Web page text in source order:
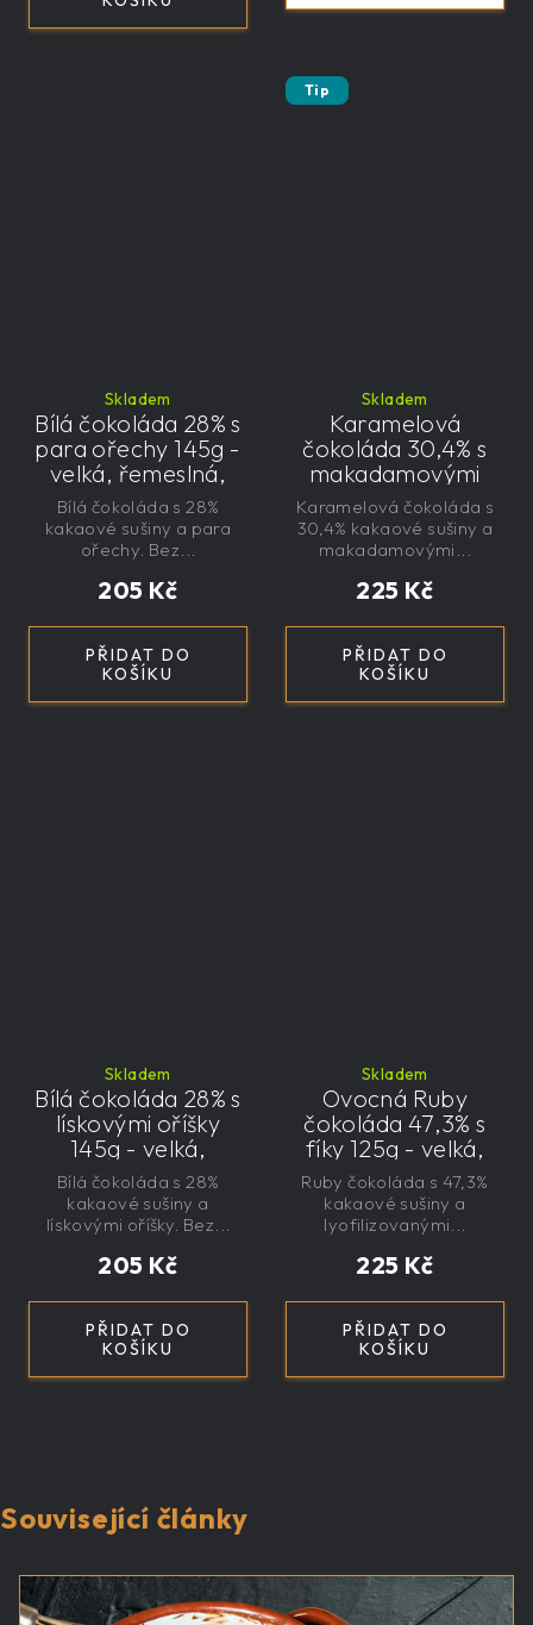
Skladem
Bílá čokoláda 28% s
para ořechy 145g -
velká, řemeslná,
exkluzivní, dárková
205 Kč
PŘIDAT DO
KOŠÍKU
Bílá čokoláda s 28%
kakaové sušiny a para
ořechy. Bez...
Tip
Skladem
Karamelová
čokoláda 30,4% s
makadamovými
ořechy 145g - velká,
řemeslná,
exkluzivní, dárková
225 Kč
PŘIDAT DO
KOŠÍKU
Karamelová čokoláda s
30,4% kakaové sušiny a
makadamovými...
Skladem
Bílá čokoláda 28% s
lískovými oříšky
145g - velká,
řemeslná,
exkluzivní, dárková
205 Kč
PŘIDAT DO
KOŠÍKU
Bílá čokoláda s 28%
kakaové sušiny a
lískovými oříšky. Bez...
Skladem
Ovocná Ruby
čokoláda 47,3% s
fíky 125g - velká,
řemeslná,
exkluzivní, dárková
225 Kč
PŘIDAT DO
KOŠÍKU
Ruby čokoláda s 47,3%
kakaové sušiny a
lyofilizovanými...
Související články